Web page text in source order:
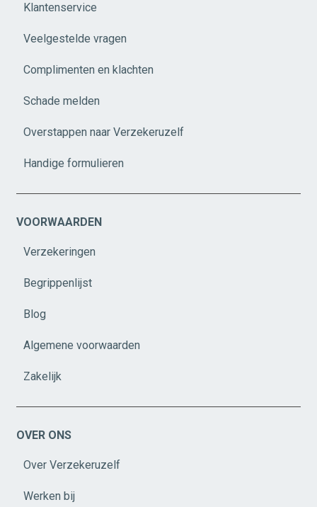
Klantenservice
Veelgestelde vragen
Complimenten en klachten
Schade melden
Overstappen naar Verzekeruzelf
Handige formulieren
VOORWAARDEN
Verzekeringen
Begrippenlijst
Blog
Algemene voorwaarden
Zakelijk
OVER ONS
Over Verzekeruzelf
Werken bij